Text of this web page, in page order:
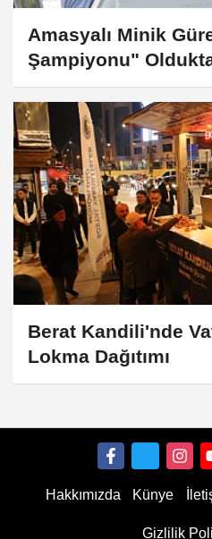
Amasyalı Minik
Şampiyonu"
Arkadaşları İle
Berat Kandili'nde
Lokma Dağıtımı
Hakkımızda Künye
Gizlilik